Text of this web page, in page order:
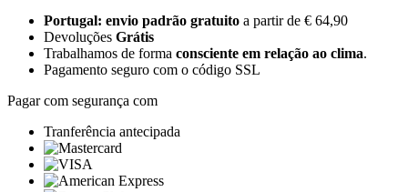
Portugal: envio padrão gratuito a partir de € 64,90
Devoluções Grátis
Trabalhamos de forma consciente em relação ao clima.
Pagamento seguro com o código SSL
Pagar com segurança com
Tranferência antecipada